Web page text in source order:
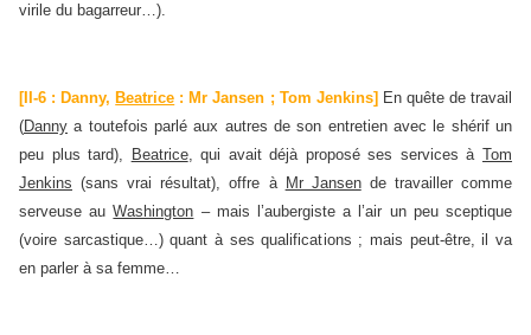
virile du bagarreur…).
[II-6 : Danny, Beatrice : Mr Jansen ; Tom Jenkins] En quête de travail
(Danny a toutefois parlé aux autres de son entretien avec le shérif un
peu plus tard),
Beatrice, qui avait déjà proposé ses services àTom
Jenkins (sans vrai résultat), offre à Mr Jansende travailler comme
serveuse auWashington – mais l’aubergiste a l’air un peu sceptique
(voire sarcastique…) quant à ses qualifications ; mais peut-être, il va
en parler à sa femme…